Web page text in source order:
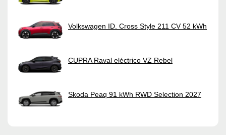
Volkswagen ID. Cross Style 211 CV 52 kWh
CUPRA Raval eléctrico VZ Rebel
Skoda Peaq 91 kWh RWD Selection 2027